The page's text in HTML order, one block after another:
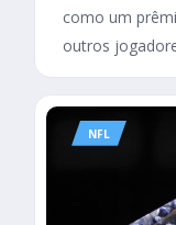
como um
outros
NFL